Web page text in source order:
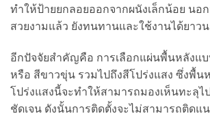
ทำให้ป้ายยกลอยออกจากผนังเล็กน้อย นอ
สวยงามแล้ว ยังทนทานและใช้งานได้ยาว
อีกปัจจัยสำคัญคือ การเลือกแผ่นพื้นหลังแบ
หรือ สีขาวขุ่น รวมไปถึงสีโปร่งแสง ซึ่งพื้น
โปร่งแสงนี้จะทำให้สามารถมองเห็นทะลุไ
ชัดเจน ดังนั้นการติดตั้งจะไม่สามารถติดแ